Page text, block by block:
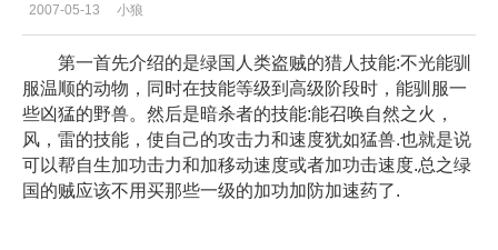
2007-05-13 小狼
第一首先介绍的是绿国人类盗贼的猎人技能:不光能驯
服温顺的动物，同时在技能等级到高级阶段时，能驯服一
些凶猛的野兽。然后是暗杀者的技能:能召唤自然之火，
风，雷的技能，使自己的攻击力和速度犹如猛兽.也就是说
可以帮自生加功击力和加移动速度或者加功击速度.总之绿
国的贼应该不用买那些一级的加功加防加速药了.